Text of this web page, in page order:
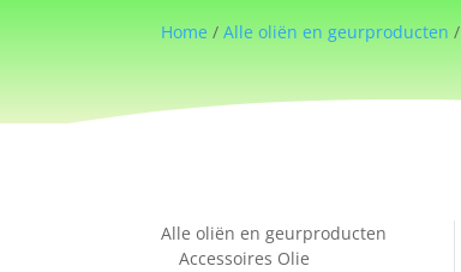
Home /Alle oliën en geurproducten /
Alle oliën en geurproducten
Accessoires Olie